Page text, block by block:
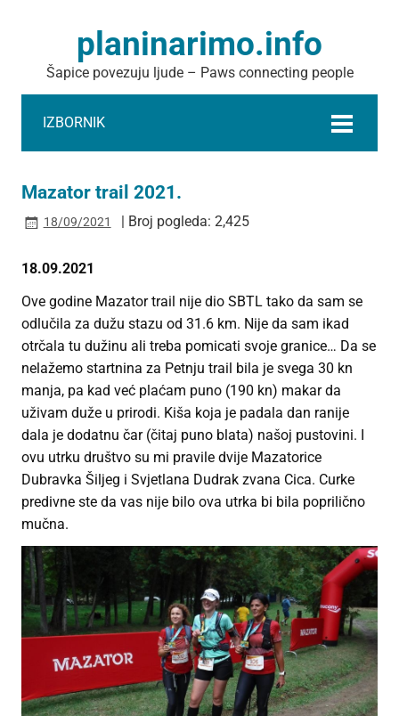
planinarimo.info
Šapice povezuju ljude – Paws connecting people
IZBORNIK
Mazator trail 2021.
18/09/2021 | Broj pogleda: 2,425
18.09.2021
Ove godine Mazator trail nije dio SBTL tako da sam se
odlučila za dužu stazu od 31.6 km. Nije da sam ikad
otrčala tu dužinu ali treba pomicati svoje granice… Da se
nelažemo startnina za Petnju trail bila je svega 30 kn
manja, pa kad već plaćam puno (190 kn) makar da
uživam duže u prirodi. Kiša koja je padala dan ranije
dala je dodatnu čar (čitaj puno blata) našoj pustovini. I
ovu utrku društvo su mi pravile dvije Mazatorice
Dubravka Šiljeg i Svjetlana Dudrak zvana Cica. Curke
predivne ste da vas nije bilo ova utrka bi bila poprilično
mučna.